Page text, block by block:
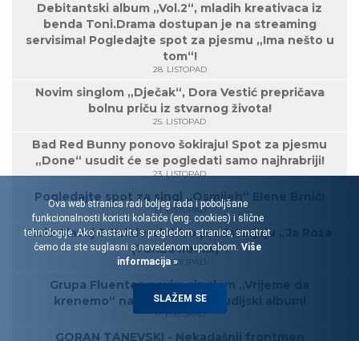
Debitantski album „Vol.2“, mladih kreativaca iz
benda Toni.Drama dostupan je na streaming
servisima! Pogledajte spot za pjesmu „Ima nešto u
tom“!
28. LISTOPAD
Novim singlom „Dječak“, Dora Vestić prepričava
bolnu priču iz stvarnog života!
25. LISTOPAD
Bad Red Bunny ponovo šokiraju! Spot za pjesmu
„Done“ usudit će se pogledati samo najhrabriji!
23. LISTOPAD
Pogledajte spot za singl „Osmijeh“ Elene Brnić!
21. LISTOPAD
Kolo Slavuj & Folklorelektro predstavjaju „Ja Roža
(TonZa Remix)“!
18. LISTOPAD
Grupa Fluentes novim singlom „Vrijeme da
krenemo“ najavljuje treći studijski album!
17. LISTOPAD
GORAN TANEVSKI - Nekadašnji frontmen
Ova web stranica radi boljeg rada i poboljšane
funkcionalnosti koristi kolačiće (eng. cookies) i slične
tehnologije. Ako nastavite s pregledom stranice, smatrat
ćemo da ste suglasni s navedenom uporabom. Više
informacija »
SLAŽEM SE